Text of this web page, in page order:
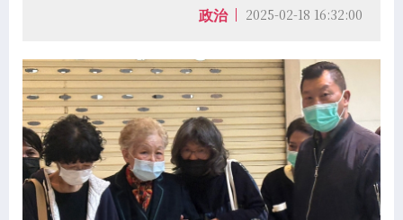
政治 2025-02-18 16:32:00